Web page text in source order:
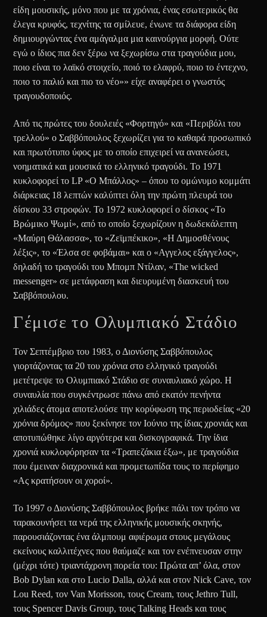
είδη μουσικής, μόνο που με τα χρόνια, ένας εσωτερικός θα
έλεγα κρυφός, τεχνίτης τα σμίλευε, ένωνε τα διάφορα είδη
δημιουργώντας ένα αμάγαλμα μια καινούργια μορφή. Ούτε
εγώ ο ίδιος πια δεν ξέρω να ξεχωρίσω στα τραγούδια μου,
ποιο είναι το λαϊκό στοιχείο, ποιό το ελαφρύ, ποιο το έντεχνο,
ποιο το παλιό και πιο το νέο»» είχε αναφέρει ο γνωστός
τραγουδοποιός.
Από τις πρώτες του δουλειές «Φορτηγό» και «Περιβόλι του
τρελλού» ο Σαββόπουλος ξεχωρίζει για το καθαρά προσωπικό
και πρωτότυπο ύφος με το οποίο επιχειρεί να ανανεώσει,
νοηματικά και μουσικά το ελληνικό τραγούδι. Το 1971
κυκλοφορεί το LP «Ο Μπάλλος» – όπου το ομώνυμο κομμάτι
διάρκειας 18 λεπτών καλύπτει όλη την πρώτη πλευρά του
δίσκου 33 στροφών. Το 1972 κυκλοφορεί ο δίσκος «Το
Βρώμικο Ψωμί», από το οποίο ξεχωρίζουν η δωδεκάλεπτη
«Μαύρη Θάλασσα», το «Ζεϊμπέκικο», «Η Δημοσθένους
λέξις», το «Έλσα σε φοβάμαι» και ο «Αγγελος εξάγγελος»,
δηλαδή το τραγούδι του Μπομπ Ντίλαν, «The wicked
messenger» σε μετάφραση και διευρυμένη διασκευή του
Σαββόπουλου.
Γέμισε το Ολυμπιακό Στάδιο
Τον Σεπτέμβριο του 1983, ο Διονύσης Σαββόπουλος
γιορτάζοντας τα 20 του χρόνια στο ελληνικό τραγούδι
μετέτρεψε το Ολυμπιακό Στάδιο σε συναυλιακό χώρο. Η
συναυλία που συγκέντρωσε πάνω από εκατόν πενήντα
χιλιάδες άτομα αποτελούσε την κορύφωση της περιοδείας «20
χρόνια δρόμος» που ξεκίνησε τον Ιούνιο της ίδιας χρονιάς και
αποτυπώθηκε λίγο αργότερα και δισκογραφικά. Την ίδια
χρονιά κυκλοφόρησαν τα «Τραπεζάκια έξω», με τραγούδια
που έμειναν διαχρονικά και προμετωπίδα τους το περίφημο
«Ας κρατήσουν οι χοροί».
Το 1997 ο Διονύσης Σαββόπουλος βρήκε πάλι τον τρόπο να
ταρακουνήσει τα νερά της ελληνικής μουσικής σκηνής,
παρουσιάζοντας ένα άλμπουμ αφιέρωμα στους μεγάλους
εκείνους καλλιτέχνες που θαύμαζε και τον ενέπνευσαν στην
(μέχρι τότε) τριαντάχρονη πορεία του: Πρώτα απ’ όλα, στον
Bob Dylan και στο Lucio Dalla, αλλά και στον Nick Cave, τον
Lou Reed, τον Van Morisson, τους Cream, τους Jethro Tull,
τους Spencer Davis Group, τους Talking Heads και τους